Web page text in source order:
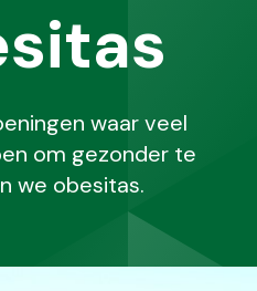
waar veel
om gezonder te
we obesitas.